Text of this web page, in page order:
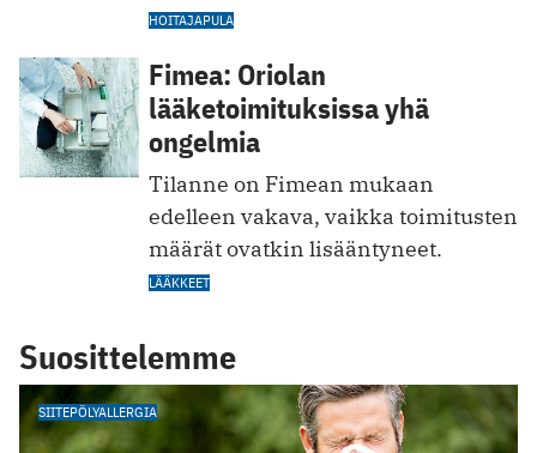
HOITAJAPULA
Fimea: Oriolan
lääketoimituksissa yhä
ongelmia
Tilanne on Fimean mukaan
edelleen vakava, vaikka toimitusten
määrät ovatkin lisääntyneet.
LÄÄKKEET
Suosittelemme
SIITEPÖLYALLERGIA